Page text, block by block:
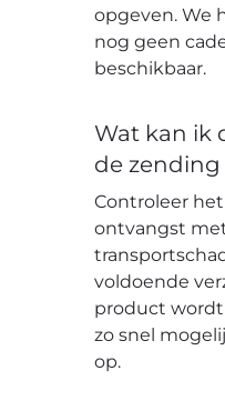
opgeven. We
nog geen
beschikbaar.
Wat kan ik
de
Controleer
ontvangst
voldoende
product
zo snel
op.